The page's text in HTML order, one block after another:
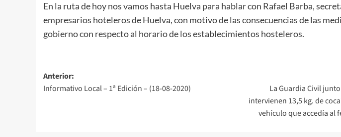
En la ruta de hoy nos vamos hasta Huelva para hablar con Rafael Barba,
empresarios hoteleros de Huelva, con motivo de las consecuencias de las
gobierno con respecto al horario de los establecimientos hosteleros.
Anterior:
Informativo Local – 1ª Edición – (18-08-2020)
La Guardia Civil
intervienen 13,5 kg. de
vehículo que accedía al